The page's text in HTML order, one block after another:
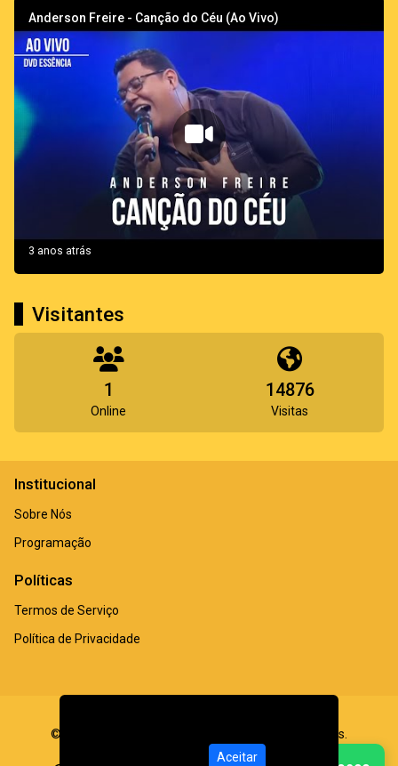
Anderson Freire - Canção do Céu (Ao Vivo)
3 anos atrás
Visitantes
1
Online
14876
Visitas
Institucional
Sobre Nós
Programação
Políticas
Termos de Serviço
Política de Privacidade
© Rádio Nova Vida FM - Todos os direitos reservados.
Aceitar